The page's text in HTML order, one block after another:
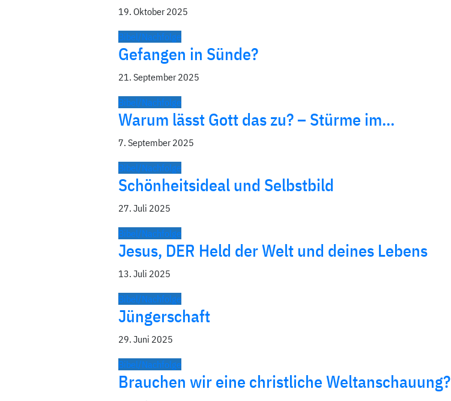
19. Oktober 2025
Bibel/Nachfolge
Gefangen in Sünde?
21. September 2025
Bibel/Nachfolge
Warum lässt Gott das zu? – Stürme im…
7. September 2025
Bibel/Nachfolge
Schönheitsideal und Selbstbild
27. Juli 2025
Bibel/Nachfolge
Jesus, DER Held der Welt und deines Lebens
13. Juli 2025
Bibel/Nachfolge
Jüngerschaft
29. Juni 2025
Bibel/Nachfolge
Brauchen wir eine christliche Weltanschauung?